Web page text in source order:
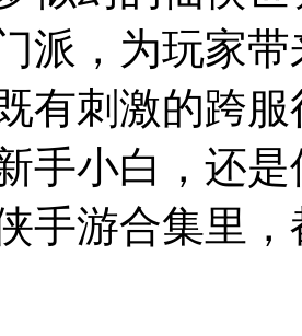
派，为玩家
有刺激的跨
手小白，还
手游合集里